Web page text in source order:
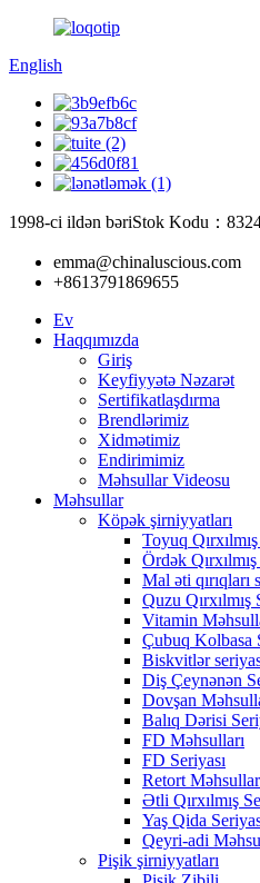
English
1998-ci ildən bəriStok Kodu：
emma@chinaluscious.com
+8613791869655
Ev
Haqqımızda
Giriş
Keyfiyyətə Nəzarət
Sertifikatlaşdırma
Brendlərimiz
Xidmətimiz
Endirimimiz
Məhsullar Videosu
Məhsullar
Köpək şirniyyatları
Toyuq
Ördək Qırxılmış
Mal əti qırıqları
Quzu Qırxılmış
Vitamin
Çubuq Kolbasa
Biskvitlər
Diş Çeynənən
Dovşan
Balıq Dərisi
FD Məhsulları
FD Seriyası
Retort
Ətli Qırxılmış
Yaş Qida
Qeyri-adi
Pişik şirniyyatları